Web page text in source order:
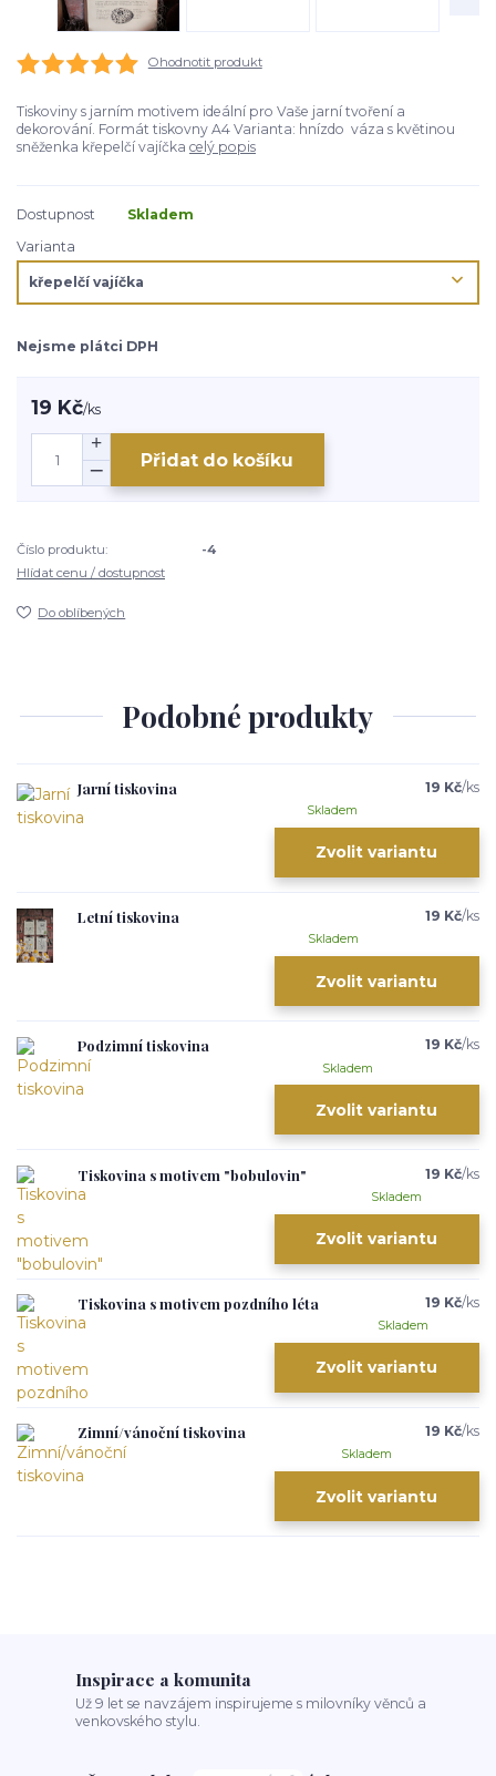
Ohodnotit produkt
Tiskoviny s jarním motivem ideální pro Vaše jarní tvoření a
dekorování. Formát tiskovny A4 Varianta: hnízdo váza s květinou
sněženka křepelčí vajíčka celý popis
Dostupnost
Skladem
Varianta
Nejsme plátci DPH
19 Kč/ks
Přidat do košíku
Číslo produktu:
-4
Hlídat cenu / dostupnost
Do oblíbených
Podobné produkty
Jarní tiskovina 19 Kč/ks
Skladem
Zvolit variantu
Letní tiskovina 19 Kč/ks
Skladem
Zvolit variantu
Podzimní tiskovina 19 Kč/ks
Skladem
Zvolit variantu
Tiskovina s motivem "bobulovin" 19 Kč/ks
Skladem
Zvolit variantu
Tiskovina s motivem pozdního léta 19 Kč/ks
Skladem
Zvolit variantu
Zimní/vánoční tiskovina 19 Kč/ks
Skladem
Zvolit variantu
Inspirace a komunita
Už 9 let se navzájem inspirujeme s milovníky věnců a
venkovského stylu.